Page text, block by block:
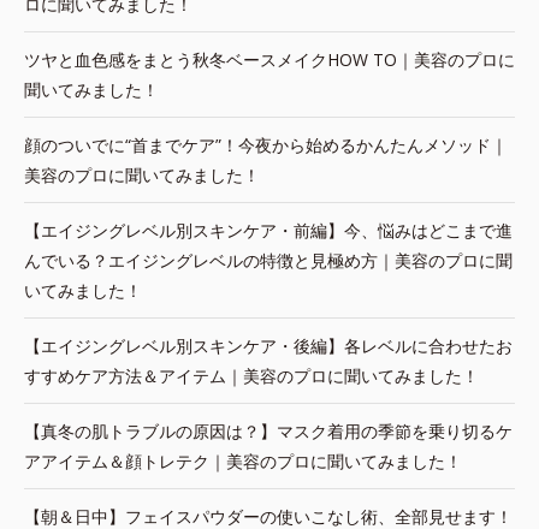
ツヤと血色感をまとう秋冬ベースメイクHOW TO｜美容のプロに
聞いてみました！
顔のついでに“首までケア”！今夜から始めるかんたんメソッド｜
美容のプロに聞いてみました！
【エイジングレベル別スキンケア・前編】今、悩みはどこまで進
んでいる？エイジングレベルの特徴と見極め方｜美容のプロに聞
いてみました！
【エイジングレベル別スキンケア・後編】各レベルに合わせたお
すすめケア方法＆アイテム｜美容のプロに聞いてみました！
【真冬の肌トラブルの原因は？】マスク着用の季節を乗り切るケ
アアイテム＆顔トレテク｜美容のプロに聞いてみました！
【朝＆日中】フェイスパウダーの使いこなし術、全部見せます！